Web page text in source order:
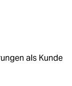
als Kunde